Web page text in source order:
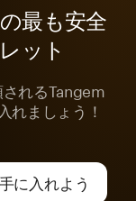
最も安全
ット
れるTangem
れましょう！
に入れよう